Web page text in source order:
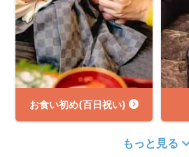
お食い初め(百日祝い)
もっと見る